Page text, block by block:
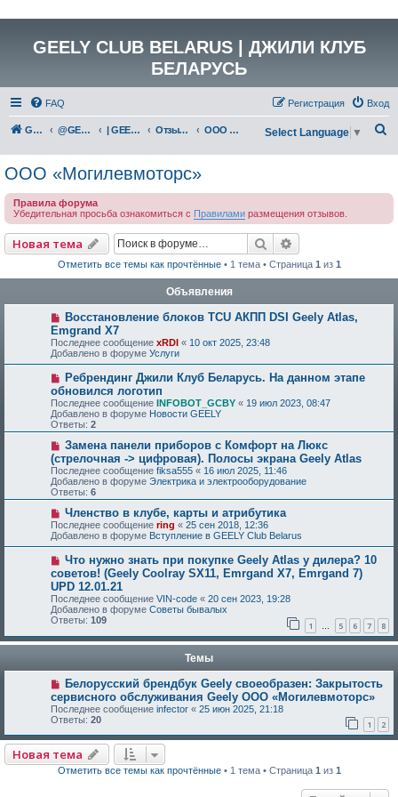
GEELY CLUB BELARUS | ДЖИЛИ КЛУБ
БЕЛАРУСЬ
FAQ Вход
Регистрация
GEELY Club Belarus @GEELYCLUBBY | GEELY CLUB BELARUS Отзывы о работе дилерских центров Республики Беларусь ООО «Могилевмоторс»
с
Select Language ▼
ООО «Могилевмоторс»
Правила форума
Убедительная просьба ознакомиться с Правилами размещения отзывов.
Новая тема Поиск
Отметить все темы как прочтённые• 1 тема • Страница 1 из 1
Объявления
Восстановление блоков TCU АКПП DSI Geely Atlas,
Emgrand X7
Последнее сообщение xRDI « 10 окт 2025, 23:48
Добавлено в форуме Услуги
Ребрендинг Джили Клуб Беларусь. На данном этапе
обновился логотип
Последнее сообщение INFOBOT_GCBY « 19 июл 2023, 08:47
Добавлено в форуме Новости GEELY
Ответы: 2
Замена панели приборов с Комфорт на Люкс
(стрелочная -> цифровая). Полосы экрана Geely Atlas
Последнее сообщение fiksa555 « 16 июл 2025, 11:46
Добавлено в форуме Электрика и электрооборудование
Ответы: 6
Членство в клубе, карты и атрибутика
Последнее сообщение ring « 25 сен 2018, 12:36
Добавлено в форуме Вступление в GEELY Club Belarus
Что нужно знать при покупке Geely Atlas у дилера? 10
советов! (Geely Coolray SX11, Emrgand X7, Emrgand 7)
UPD 12.01.21
Последнее сообщение VIN-code « 20 сен 2023, 19:28
Добавлено в форуме Советы бывалых
Ответы: 109 1 … 5 6 7 8
Темы
Белорусский брендбук Geely своеобразен: Закрытость
сервисного обслуживания Geely ООО «Могилевмоторс»
Последнее сообщение infector « 25 июн 2025, 21:18
Ответы: 20 1 2
Новая тема
Отметить все темы как прочтённые• 1 тема • Страница 1 из 1